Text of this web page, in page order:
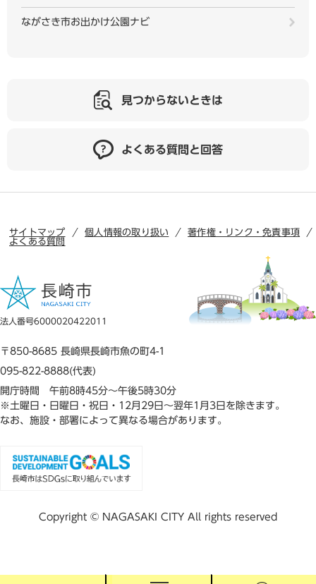
ながさき市お出かけ公園ナビ
見つからないときは
よくある質問と回答
サイトマップ 個人情報の取り扱い
著作権・リンク・免責事項
よくある質問
法人番号6000020422011
〒850-8685 長崎県長崎市魚の町4-1
095-822-8888(代表)
開庁時間 午前8時45分～午後5時30分
※土曜日・日曜日・祝日・12月29日～翌年1月3日を除きます。
なお、施設・部署によって異なる場合があります。
Copyright © NAGASAKI CITY All rights reserved